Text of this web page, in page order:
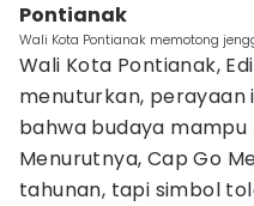
Pontianak
Wali Kota Pontianak memotong
Wali Kota Pontianak,
menuturkan, perayaan
bahwa budaya
Menurutnya, Cap Go
tahunan, tapi simbol